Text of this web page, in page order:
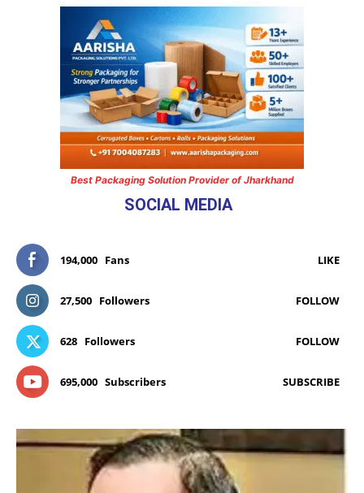
Best Packaging Solution Provider of Jharkhand
SOCIAL MEDIA
194,000 Fans LIKE
27,500 Followers FOLLOW
628 Followers FOLLOW
695,000 Subscribers SUBSCRIBE